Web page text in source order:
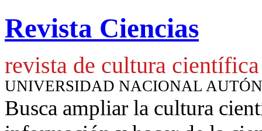
Revista Ciencias
revista de cultura científica
UNIVERSIDAD NACIONAL
Busca ampliar la cultura